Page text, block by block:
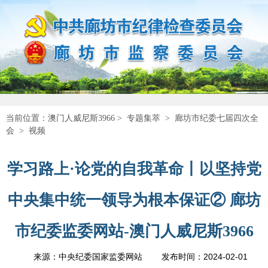
当前位置： 澳门人威尼斯3966 > 专题集萃 > 廊坊市纪委七届四次全
会 > 视频
学习路上·论党的自我革命丨以坚持党
中央集中统一领导为根本保证② 廊坊
市纪委监委网站-澳门人威尼斯3966
来源：中央纪委国家监委网站 发布时间： 2024-02-01